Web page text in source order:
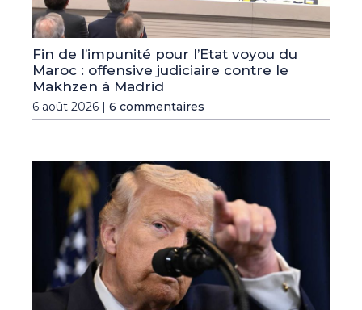
Fin de l’impunité pour l’Etat voyou du
Maroc : offensive judiciaire contre le
Makhzen à Madrid
6 août 2026 | 6 commentaires